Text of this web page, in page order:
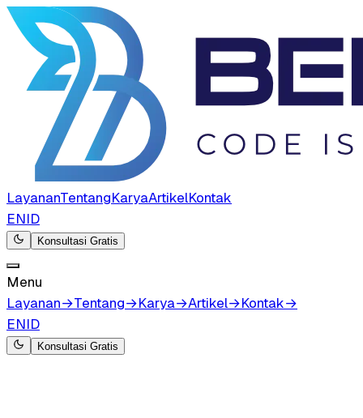
LayananTentangKaryaArtikelKontak
ENID
Konsultasi Gratis
Menu
Layanan→Tentang→Karya→Artikel→Kontak→
ENID
Konsultasi Gratis